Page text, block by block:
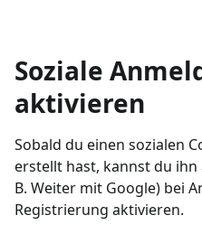
Soziale
aktivieren
Sobald du einen sozialen
erstellt hast, kannst du ihn
B. Weiter mit Google) bei
Registrierung aktivieren.